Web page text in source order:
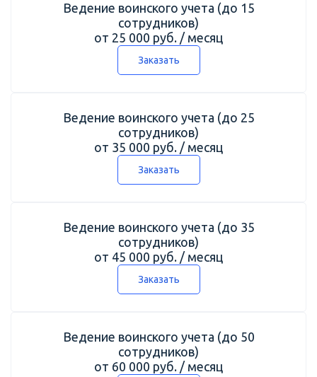
Ведение воинского учета (до 15
сотрудников)
от 25 000 руб. / месяц
Заказать
Ведение воинского учета (до 25
сотрудников)
от 35 000 руб. / месяц
Заказать
Ведение воинского учета (до 35
сотрудников)
от 45 000 руб. / месяц
Заказать
Ведение воинского учета (до 50
сотрудников)
от 60 000 руб. / месяц